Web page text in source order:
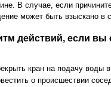
В случае, если
может быть взыскано в
действий, если вы
кран на подачу воды
о происшествии